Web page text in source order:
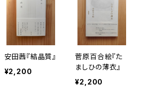
安田茜『結晶質』
¥2,200
菅原百合絵『た
ましひの薄衣』
¥2,200